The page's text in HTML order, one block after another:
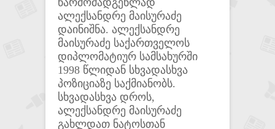
წარმომადგენლად
ალექსანდრე მაისურაძე
დაინიშნა. ალექსანდრე
მაისურაძე საქართველოს
დიპლომატიურ სამსახურში
1998 წლიდან სხვადასხვა
პოზიციაზე საქმიანობს.
სხვადასხვა დროს,
ალექსანდრე მაისურაძე
გახლდათ ნატოსთან